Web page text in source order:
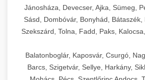
Jánosháza, Devecser, Ajka, Sümeg,
Sásd, Dombóvár, Bonyhád, Bátaszék,
Szekszárd, Tolna, Fadd, Paks,
Balatonboglár, Kaposvár, Csurgó,
Barcs, Szigetvár, Sellye, Harkány,